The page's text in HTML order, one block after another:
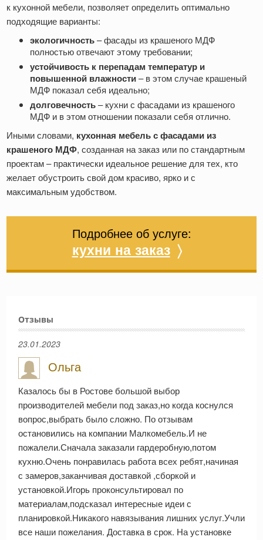
к кухонной мебели, позволяет определить оптимально
подходящие варианты:
экологичность– фасады из крашеного МДФ
полностью отвечают этому требовании;
устойчивость к перепадам температур и
повышенной влажности– в этом случае крашеный
МДФ показал себя идеально;
долговечность– кухни с фасадами из крашеного
МДФ и в этом отношении показали себя отлично.
Иными словами, кухонная мебель с фасадами из
крашеного МДФ, созданная на заказ или по стандартным
проектам – практически идеальное решение для тех, кто
желает обустроить свой дом красиво, ярко и с
максимальным удобством.
Подробнее об услуге:
кухни на заказ 〉
Отзывы
23.01.2023
Ольга
Казалось бы в Ростове большой выбор
производителей мебели под заказ,но когда коснулся
вопрос,выбрать было сложно. По отзывам
остановились на компании Малкомебель.И не
пожалели.Сначала заказали гардеробную,потом
кухню.Очень понравилась работа всех ребят,начиная
с замеров,заканчивая доставкой ,сборкой и
установкой.Игорь проконсультировал по
материалам,подсказал интересные идеи с
планировкой.Никакого навязывания лишних услуг.Учли
все наши пожелания. Доставка в срок. На установке